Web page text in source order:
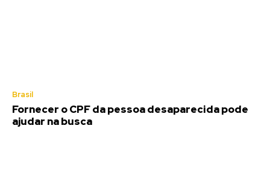
Brasil
Fornecer o CPF da pessoa desaparecida pode
ajudar na busca